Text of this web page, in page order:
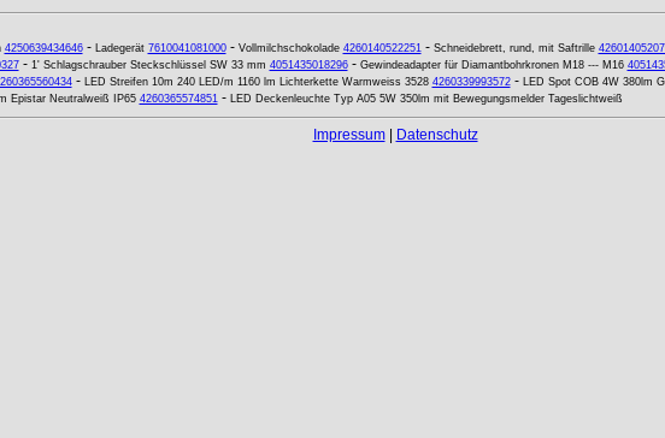
4250639434646- Ladegerät 7610041081000- Vollmilchschokolade 4260140522251- Schneidebrett, rund, mit Saftrille
- 1' Schlagschrauber Steckschlüssel SW 33 mm 4051435018296- Gewindeadapter für Diamantbohrkronen M18 --- M16
- LED Streifen 10m 240 LED/m 1160 lm Lichterkette Warmweiss 3528 4260339993572- LED Spot COB 4W 380lm
Epistar Neutralweiß IP65 4260365574851- LED Deckenleuchte Typ A05 5W 350lm mit Bewegungsmelder Tageslichtweiß
Impressum| Datenschutz